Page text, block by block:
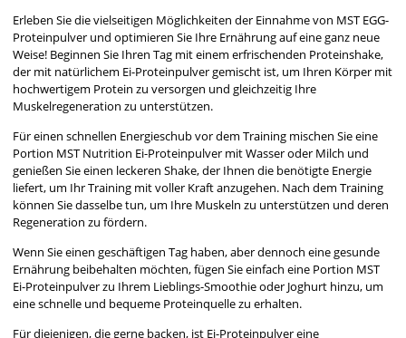
Erleben Sie die vielseitigen Möglichkeiten der Einnahme von MST EGG-
Proteinpulver und optimieren Sie Ihre Ernährung auf eine ganz neue
Weise! Beginnen Sie Ihren Tag mit einem erfrischenden Proteinshake,
der mit natürlichem Ei-Proteinpulver gemischt ist, um Ihren Körper mit
hochwertigem Protein zu versorgen und gleichzeitig Ihre
Muskelregeneration zu unterstützen.
Für einen schnellen Energieschub vor dem Training mischen Sie eine
Portion MST Nutrition Ei-Proteinpulver mit Wasser oder Milch und
genießen Sie einen leckeren Shake, der Ihnen die benötigte Energie
liefert, um Ihr Training mit voller Kraft anzugehen. Nach dem Training
können Sie dasselbe tun, um Ihre Muskeln zu unterstützen und deren
Regeneration zu fördern.
Wenn Sie einen geschäftigen Tag haben, aber dennoch eine gesunde
Ernährung beibehalten möchten, fügen Sie einfach eine Portion MST
Ei-Proteinpulver zu Ihrem Lieblings-Smoothie oder Joghurt hinzu, um
eine schnelle und bequeme Proteinquelle zu erhalten.
Für diejenigen, die gerne backen, ist Ei-Proteinpulver eine